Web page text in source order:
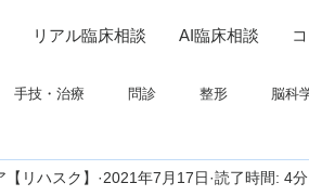
リアル臨床相談 AI臨床相談
手技・治療 問診 整形 脳科
連 高次脳機能障害 脳卒中上肢
リハスク】 2021年7月17日 読了時間: 4分